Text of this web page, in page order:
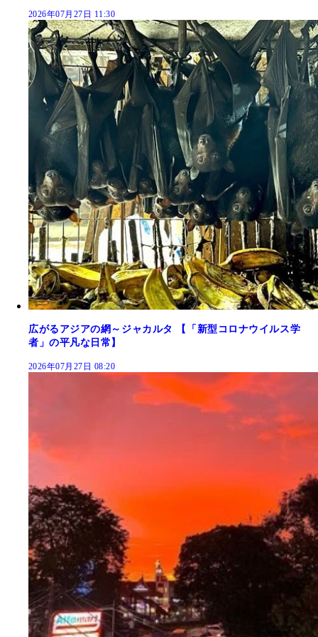
2026年07月27日 11:30
広がるアジアの網～ジャカルタ 【「新型コロナウイルス学
者」の平凡な日常】
2026年07月27日 08:20